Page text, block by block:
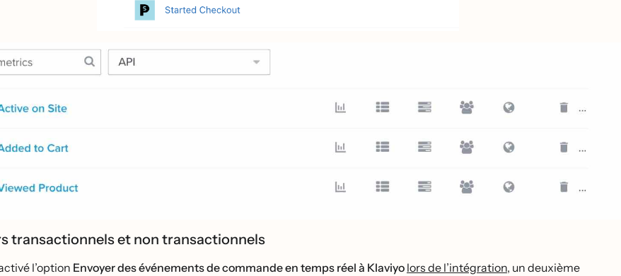
transactionnels et non transactionnels
l’option Envoyer des événements de commande en temps réel à Klaviyo lors de l’intégration, un deuxième